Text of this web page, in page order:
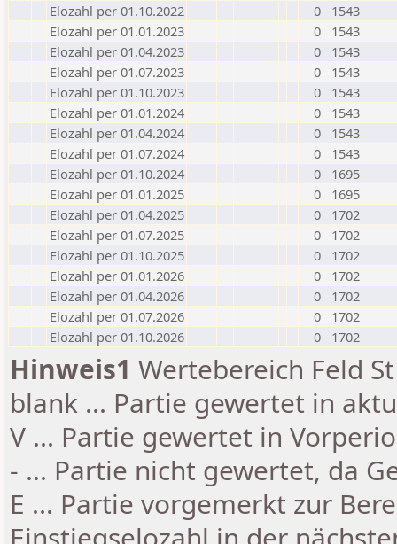
Elozahl per 01.10.2022
0
1543
Elozahl per 01.01.2023
0
1543
Elozahl per 01.04.2023
0
1543
Elozahl per 01.07.2023
0
1543
Elozahl per 01.10.2023
0
1543
Elozahl per 01.01.2024
0
1543
Elozahl per 01.04.2024
0
1543
Elozahl per 01.07.2024
0
1543
Elozahl per 01.10.2024
0
1695
Elozahl per 01.01.2025
0
1695
Elozahl per 01.04.2025
0
1702
Elozahl per 01.07.2025
0
1702
Elozahl per 01.10.2025
0
1702
Elozahl per 01.01.2026
0
1702
Elozahl per 01.04.2026
0
1702
Elozahl per 01.07.2026
0
1702
Elozahl per 01.10.2026
0 1702
Hinweis1 Wertebereich Feld
blank ... Partie gewertet in
V ... Partie gewertet in
- ... Partie nicht gewertet, da
E ... Partie vorgemerkt zur